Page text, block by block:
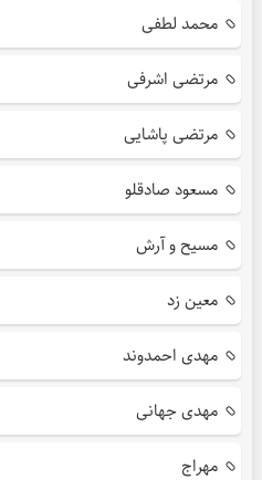
محمد لطفی
مرتضی اشرفی
مرتضی پاشایی
مسعود صادقلو
مسیح و آرش
معین زد
مهدی احمدوند
مهدی جهانی
مهراج